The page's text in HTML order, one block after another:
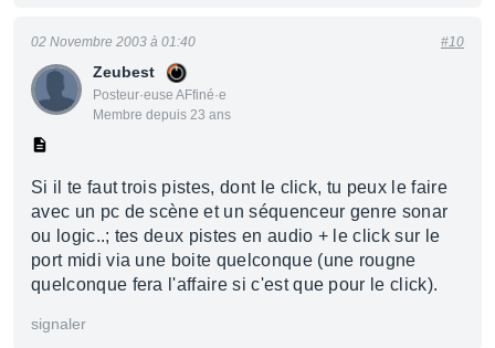
Zeubest
Posteur·euse AFfiné·e
Membre depuis 23 ans
02 Novembre 2003 à 01:40 #10
Si il te faut trois pistes, dont le click, tu peux le faire
avec un pc de scène et un séquenceur genre sonar
ou logic..; tes deux pistes en audio + le click sur le
port midi via une boite quelconque (une rougne
quelconque fera l'affaire si c'est que pour le click).
signaler